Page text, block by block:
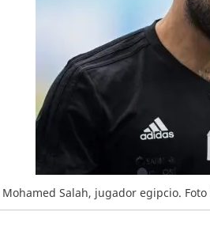
Mohamed Salah, jugador egipcio. Foto